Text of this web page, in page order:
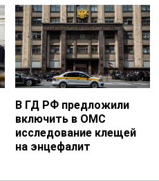
В ГД РФ предложили
включить в ОМС
исследование клещей
на энцефалит